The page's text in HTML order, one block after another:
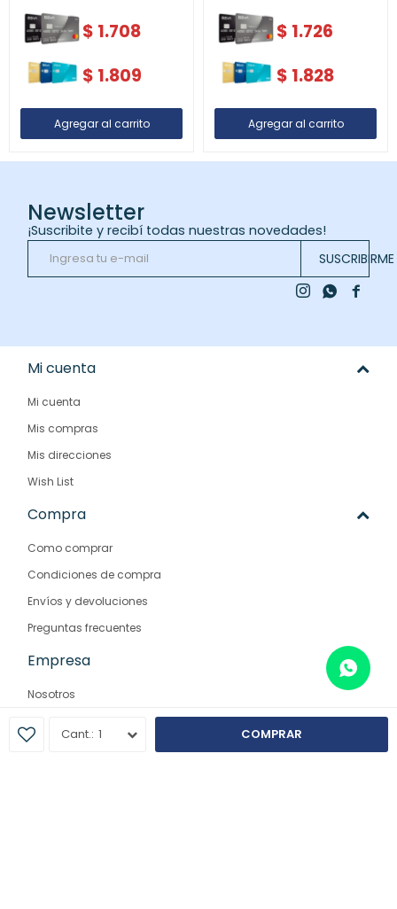
1 COMPRAR
$ 1.708
$ 1.809
$ 1.726
$ 1.828
Newsletter
¡Suscribite y recibí todas nuestras novedades!
SUSCRIBIRME

 
Mi cuenta
Mi cuenta
Mis compras
Mis direcciones
Wish List
Compra
Como comprar
Condiciones de compra
Envíos y devoluciones
Preguntas frecuentes
Empresa
Nosotros